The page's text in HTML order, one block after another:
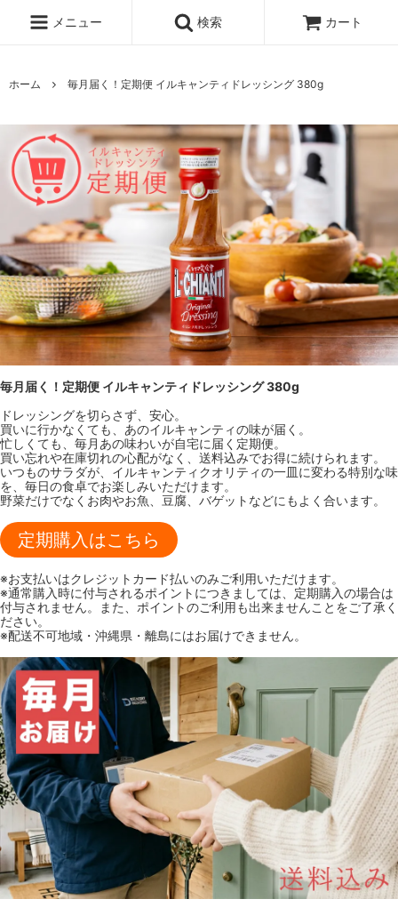
メニュー 検索 カート
ホーム 毎月届く！定期便 イルキャンティドレッシング 380g
毎月届く！定期便 イルキャンティドレッシング 380g
ドレッシングを切らさず、安心。
買いに行かなくても、あのイルキャンティの味が届く。
忙しくても、毎月あの味わいが自宅に届く定期便。
買い忘れや在庫切れの心配がなく、送料込みでお得に続けられます。
いつものサラダが、イルキャンティクオリティの一皿に変わる特別な味
を、毎日の食卓でお楽しみいただけます。
野菜だけでなくお肉やお魚、豆腐、バゲットなどにもよく合います。
定期購入はこちら
※お支払いはクレジットカード払いのみご利用いただけます。
※通常購入時に付与されるポイントにつきましては、定期購入の場合は
付与されません。また、ポイントのご利用も出来ませんことをご了承く
ださい。
※配送不可地域・沖縄県・離島にはお届けできません。